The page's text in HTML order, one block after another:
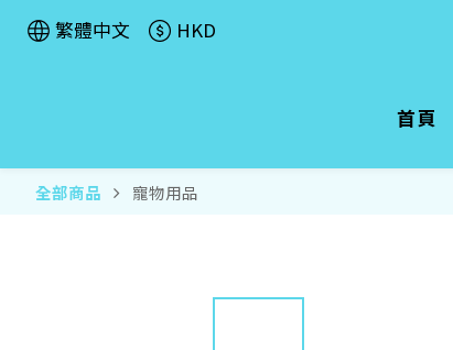
繁體中文 HKD
首頁
全部商品 寵物用品